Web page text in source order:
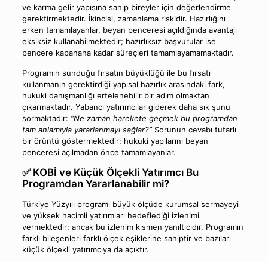
ve karma gelir yapısına sahip bireyler için değerlendirme
gerektirmektedir. İkincisi, zamanlama riskidir. Hazırlığını
erken tamamlayanlar, beyan penceresi açıldığında avantajı
eksiksiz kullanabilmektedir; hazırlıksız başvurular ise
pencere kapanana kadar süreçleri tamamlayamamaktadır.
Programın sunduğu fırsatın büyüklüğü ile bu fırsatı
kullanmanın gerektirdiği yapısal hazırlık arasındaki fark,
hukuki danışmanlığı ertelenebilir bir adım olmaktan
çıkarmaktadır. Yabancı yatırımcılar giderek daha sık şunu
sormaktadır: “Ne zaman harekete geçmek bu programdan
tam anlamıyla yararlanmayı sağlar?”Sorunun cevabı tutarlı
bir örüntü göstermektedir: hukuki yapılarını beyan
penceresi açılmadan önce tamamlayanlar.
✅ KOBİ ve Küçük Ölçekli Yatırımcı Bu
Programdan Yararlanabilir mi?
Türkiye Yüzyılı programı büyük ölçüde kurumsal sermayeyi
ve yüksek hacimli yatırımları hedeflediği izlenimi
vermektedir; ancak bu izlenim kısmen yanıltıcıdır. Programın
farklı bileşenleri farklı ölçek eşiklerine sahiptir ve bazıları
küçük ölçekli yatırımcıya da açıktır.